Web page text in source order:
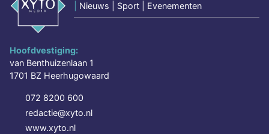
Nieuws | Sport | Evenementen
Hoofdvestiging:
van Benthuizenlaan 1
1701 BZ Heerhugowaard
072 8200 600
redactie@xyto.nl
www.xyto.nl